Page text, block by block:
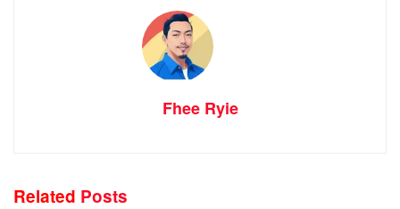
Fhee Ryie
Related Posts